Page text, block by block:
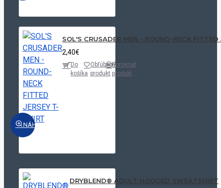
Arctic
White
Local
Warehouse:
Quantity:
Burgundy
NÁHĽAD
SOL'S CRUSADER MEN - ROUND-NECK FITTED
2,40€
Do
košíka
Obľúbený
produkt
Porovnať
produkt
DRYBLEND® ADULT HOODED SWEATSHIRT